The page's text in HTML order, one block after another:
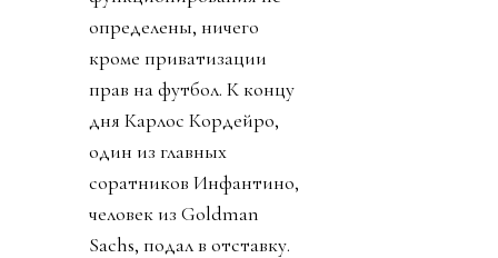
определены, ничего
кроме приватизации
прав на футбол. К концу
дня Карлос Кордейро,
один из главных
соратников Инфантино,
человек из Goldman
Sachs, подал в отставку.